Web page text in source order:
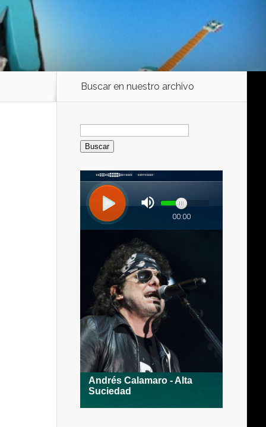
Buscar en nuestro archivo
Buscar: